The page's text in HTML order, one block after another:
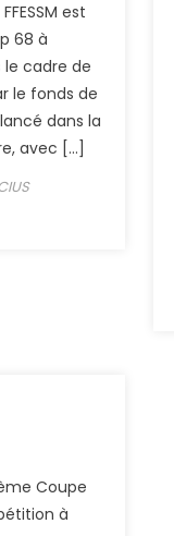
est
68 à
cadre de
le fonds de
dans la
avec […]
Coupe
à